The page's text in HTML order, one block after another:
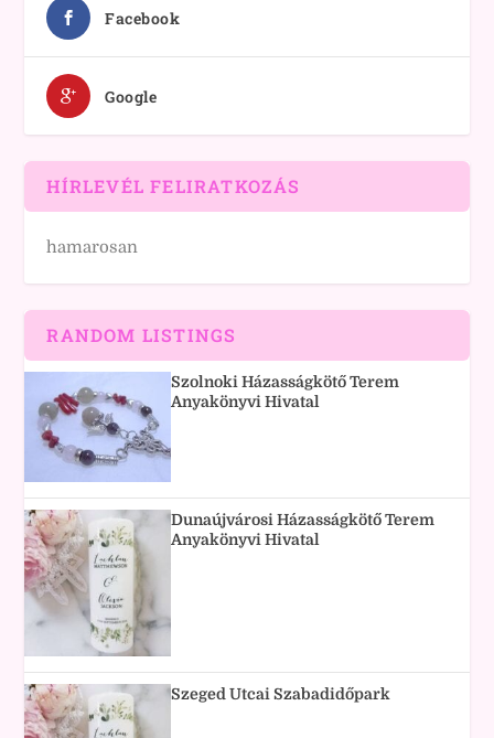
Facebook
Google
HÍRLEVÉL FELIRATKOZÁS
hamarosan
RANDOM LISTINGS
Szolnoki Házasságkötő Terem
Anyakönyvi Hivatal
Dunaújvárosi Házasságkötő Terem
Anyakönyvi Hivatal
Szeged Utcai Szabadidőpark